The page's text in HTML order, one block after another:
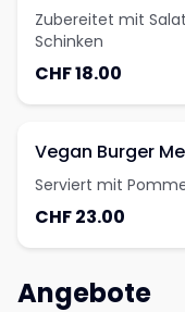
Zubereitet mit
Schinken
CHF 18.00
Vegan Burger
Serviert mit
CHF 23.00
Angebote